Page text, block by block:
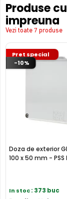
FILTRU IR
Camera
Mecanic
pe timpul zilei,
afisare a
pentru a
imbunatatind
Produse
impreuna
Vezi toate 7 produse
Pret special
-10%
Doza de exterior
100 x 50 mm - PSS
In stoc: 373 buc